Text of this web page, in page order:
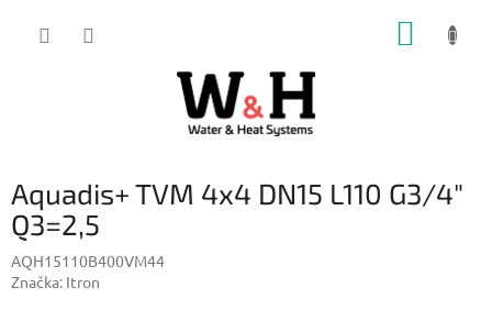
Aquadis+ TVM 4x4 DN15 L110 G3/4"
Q3=2,5
AQH15110B400VM44
Značka: Itron